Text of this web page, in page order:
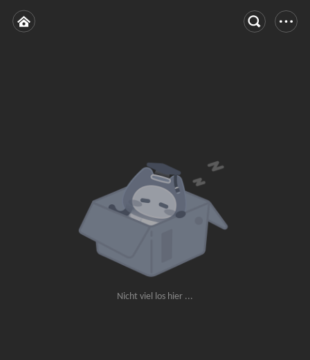
Nicht viel los hier ...